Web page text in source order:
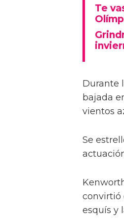
Te
Durante
bajada
vientos
Se
convirtió
esquís y